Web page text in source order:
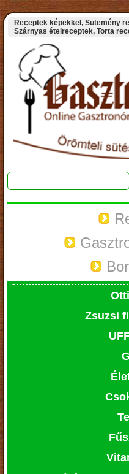
Receptek képekkel, Sütemény
Szárnyas ételreceptek, Torta
Zsuzsi